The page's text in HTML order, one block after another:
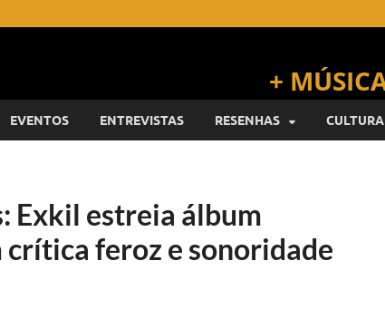
EVENTOS ENTREVISTAS RESENHAS CULTURA
Exkil estreia álbum
crítica feroz e sonoridade